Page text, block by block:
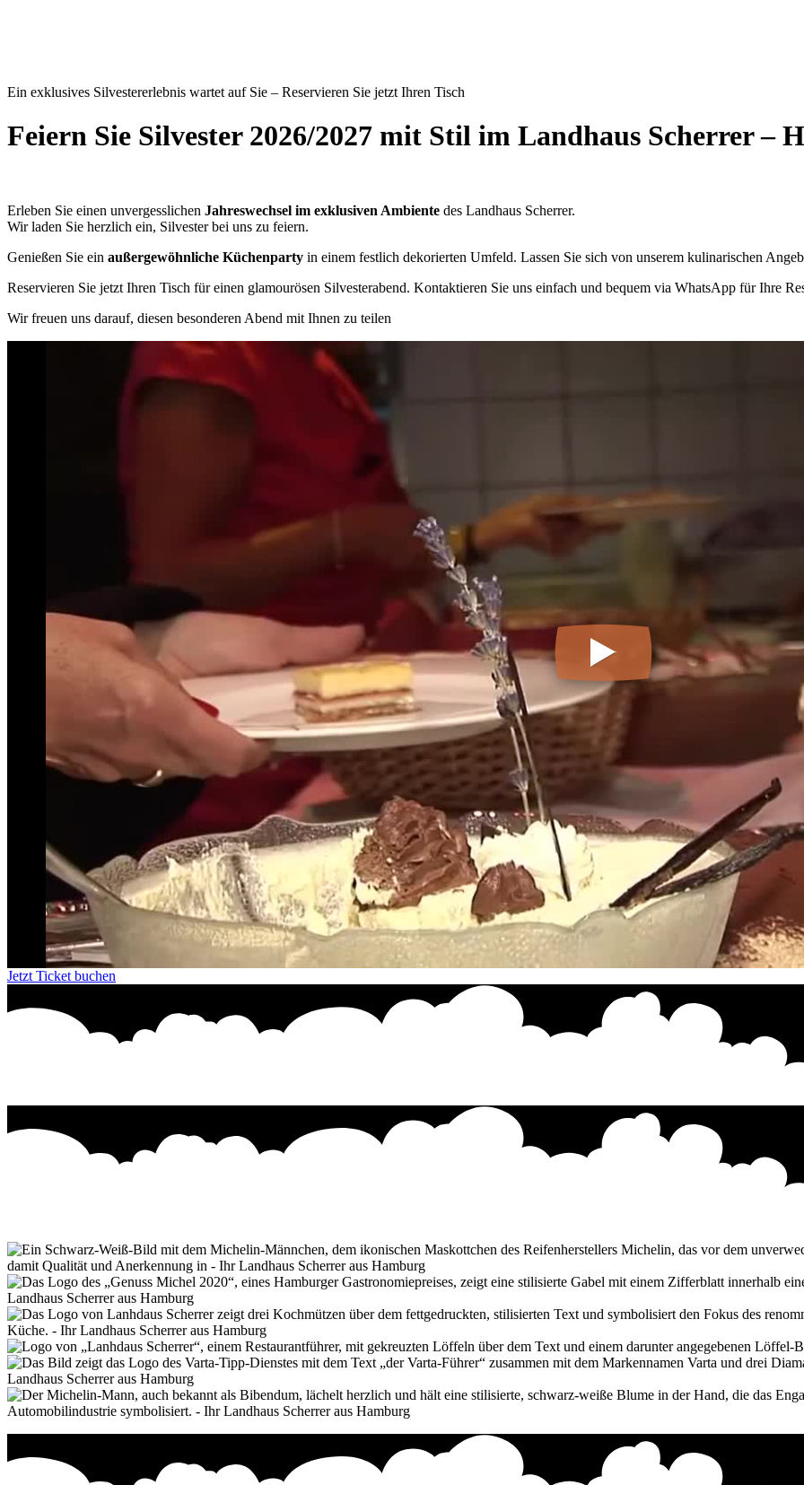
Ein exklusives Silvestererlebnis wartet auf Sie – Reservieren Sie jetzt Ihren Tisch
Feiern Sie Silvester 2026/2027 mit Stil im Landhaus Scherrer –
Erleben Sie einen unvergesslichen Jahreswechsel im exklusiven Ambiente des Landhaus Scherrer.
Wir laden Sie herzlich ein, Silvester bei uns zu feiern.
Genießen Sie ein außergewöhnliche Küchenparty in einem festlich dekorierten Umfeld. Lassen Sie sich von unserem kulinarischen
Reservieren Sie jetzt Ihren Tisch für einen glamourösen Silvesterabend. Kontaktieren Sie uns einfach und bequem via WhatsApp für Ihre
Wir freuen uns darauf, diesen besonderen Abend mit Ihnen zu teilen
Jetzt Ticket buchen